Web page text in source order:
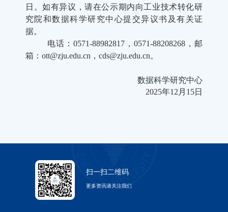
日。如有异议，请在公示期内向工业技术转化研
究院和数据科学研究中心提交异议书及有关证
据。
电话：0571-88982817， 0571-88208268，邮
箱：ott@zju.edu.cn，cds@zju.edu.cn。
数据科学研究中心
2025年12月15日
扫一扫二维码
更多资讯请关注我们